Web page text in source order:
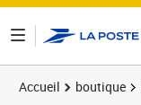
Accueil boutique